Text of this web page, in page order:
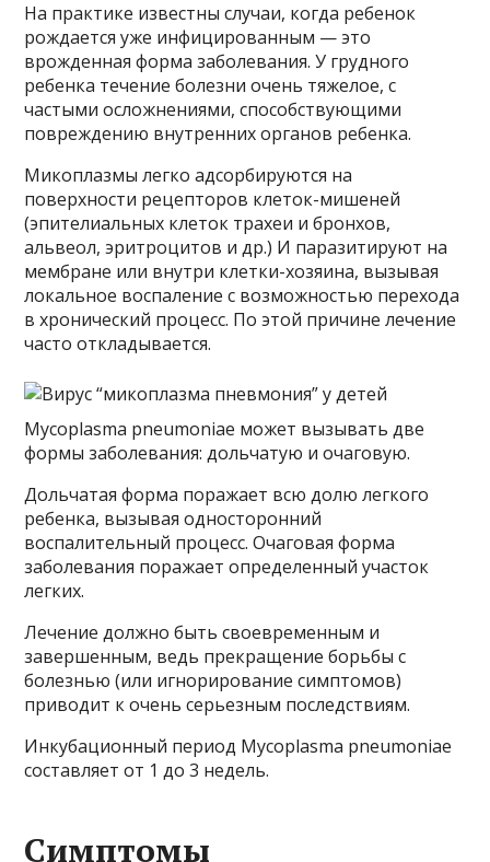
На практике известны случаи, когда ребенок
рождается уже инфицированным — это
врожденная форма заболевания. У грудного
ребенка течение болезни очень тяжелое, с
частыми осложнениями, способствующими
повреждению внутренних органов ребенка.
Микоплазмы легко адсорбируются на
поверхности рецепторов клеток-мишеней
(эпителиальных клеток трахеи и бронхов,
альвеол, эритроцитов и др.) И паразитируют на
мембране или внутри клетки-хозяина, вызывая
локальное воспаление с возможностью перехода
в хронический процесс. По этой причине лечение
часто откладывается.
Mycoplasma pneumoniae может вызывать две
формы заболевания: дольчатую и очаговую.
Дольчатая форма поражает всю долю легкого
ребенка, вызывая односторонний
воспалительный процесс. Очаговая форма
заболевания поражает определенный участок
легких.
Лечение должно быть своевременным и
завершенным, ведь прекращение борьбы с
болезнью (или игнорирование симптомов)
приводит к очень серьезным последствиям.
Инкубационный период Mycoplasma pneumoniae
составляет от 1 до 3 недель.
Симптомы